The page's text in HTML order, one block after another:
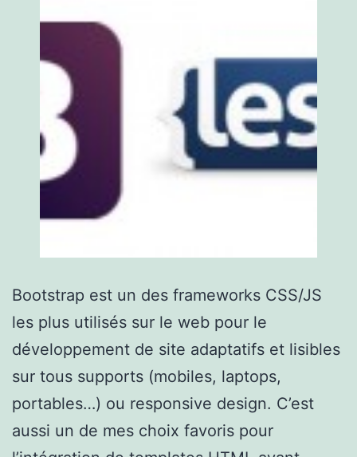
Bootstrap est un des frameworks CSS/JS
les plus utilisés sur le web pour le
développement de site adaptatifs et lisibles
sur tous supports (mobiles, laptops,
portables…) ou responsive design. C’est
aussi un de mes choix favoris pour